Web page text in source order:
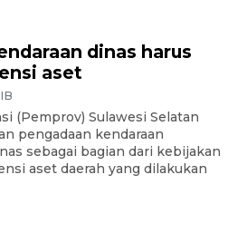
dinas harus
aset
(Pemprov) Sulawesi Selatan
pengadaan kendaraan
sebagai bagian dari kebijakan
aset daerah yang dilakukan